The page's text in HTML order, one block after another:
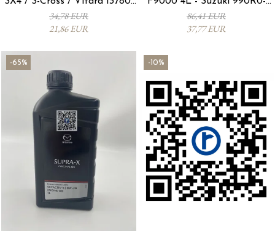
53SA0-000
34,78 EUR
21,86 EUR
21E72-004
86,41 EUR
37,77 EUR
-65% -10%